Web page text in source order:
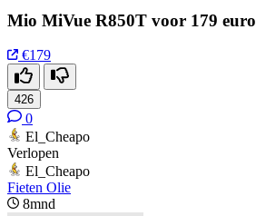
Mio MiVue R850T voor 179 euro
€179
426
0
El_Cheapo
Verlopen
El_Cheapo
Fieten Olie
8mnd